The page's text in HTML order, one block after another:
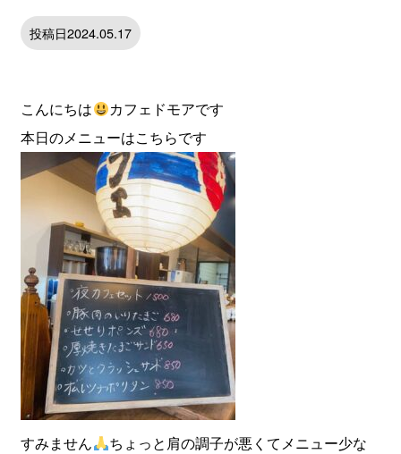
投稿日2024.05.17
こんにちは
カフェドモアです
本日のメニューはこちらです
すみません
ちょっと肩の調子が悪くてメニュー少な